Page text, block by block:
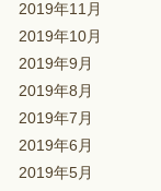
2019年11月
2019年10月
2019年9月
2019年8月
2019年7月
2019年6月
2019年5月